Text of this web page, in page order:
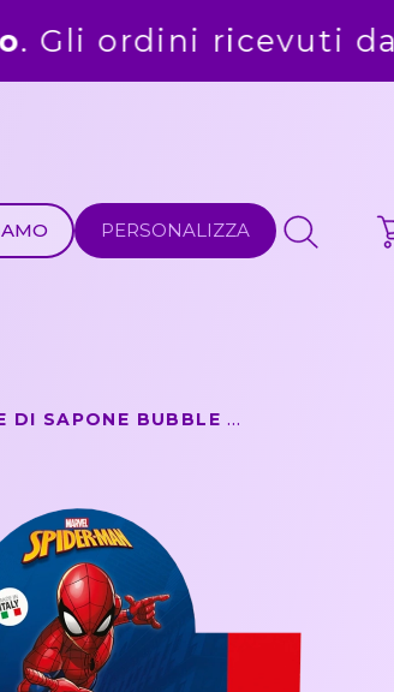
agosto saranno
PERSONALIZZA
SPIDER-MAN - BOLLE DI SAPONE BUBBLE WORLD - CONFEZIONE DA 36 PZ